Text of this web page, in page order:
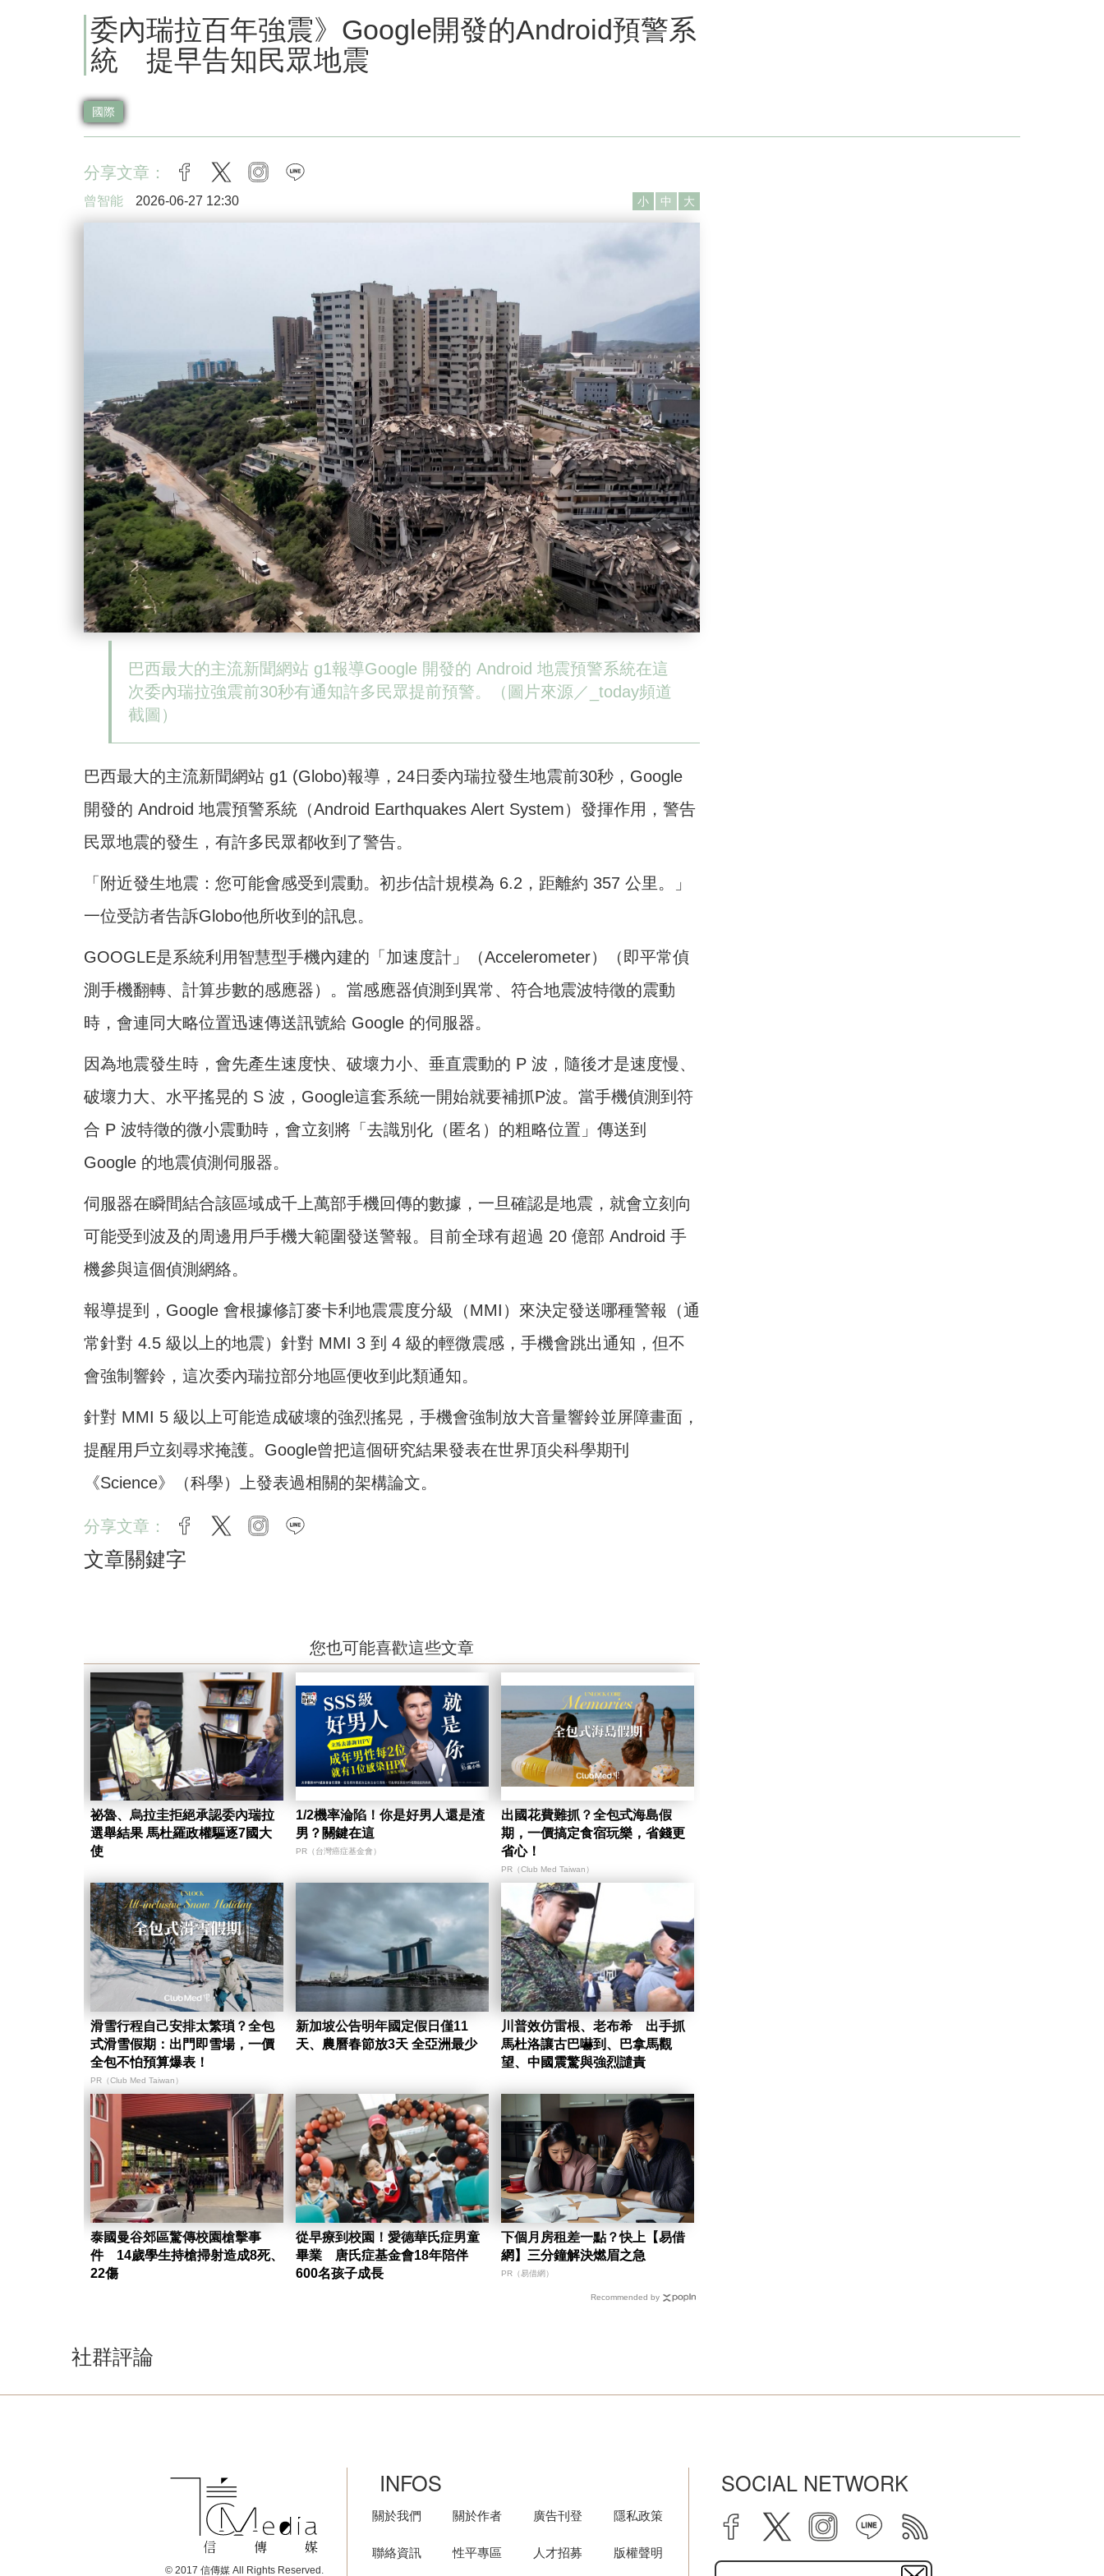
委內瑞拉百年強震》Google開發的Android預警系
統 提早告知民眾地震
國際
分享文章： facebook
twitter instagram
曾智能 2026-06-27 12:30 小 中 大
巴西最大的主流新聞網站 g1報導Google 開發的 Android 地震預警系統在這
次委內瑞拉強震前30秒有通知許多民眾提前預警。（圖片來源／_today頻道
截圖）
巴西最大的主流新聞網站 g1 (Globo)報導，24日委內瑞拉發生地震前30秒，Google
開發的 Android 地震預警系統（Android Earthquakes Alert System）發揮作用，警告
民眾地震的發生，有許多民眾都收到了警告。
「附近發生地震：您可能會感受到震動。初步估計規模為 6.2，距離約 357 公里。」
一位受訪者告訴Globo他所收到的訊息。
GOOGLE是系統利用智慧型手機內建的「加速度計」（Accelerometer）（即平常偵
測手機翻轉、計算步數的感應器）。當感應器偵測到異常、符合地震波特徵的震動
時，會連同大略位置迅速傳送訊號給 Google 的伺服器。
因為地震發生時，會先產生速度快、破壞力小、垂直震動的 P 波，隨後才是速度慢、
破壞力大、水平搖晃的 S 波，Google這套系統一開始就要補抓P波。當手機偵測到符
合 P 波特徵的微小震動時，會立刻將「去識別化（匿名）的粗略位置」傳送到
Google 的地震偵測伺服器。
伺服器在瞬間結合該區域成千上萬部手機回傳的數據，一旦確認是地震，就會立刻向
可能受到波及的周邊用戶手機大範圍發送警報。目前全球有超過 20 億部 Android 手
機參與這個偵測網絡。
報導提到，Google 會根據修訂麥卡利地震震度分級（MMI）來決定發送哪種警報（通
常針對 4.5 級以上的地震）針對 MMI 3 到 4 級的輕微震感，手機會跳出通知，但不
會強制響鈴，這次委內瑞拉部分地區便收到此類通知。
針對 MMI 5 級以上可能造成破壞的強烈搖晃，手機會強制放大音量響鈴並屏障畫面，
提醒用戶立刻尋求掩護。Google曾把這個研究結果發表在世界頂尖科學期刊
《Science》（科學）上發表過相關的架構論文。
分享文章： facebook
twitter instagram
文章關鍵字
您也可能喜歡這些文章
祕魯、烏拉圭拒絕承認委內瑞拉
選舉結果 馬杜羅政權驅逐7國大
使
1/2機率淪陷！你是好男人還是渣
男？關鍵在這
PR（台灣癌症基金會）
出國花費難抓？全包式海島假
期，一價搞定食宿玩樂，省錢更
省心！
PR（Club Med Taiwan）
滑雪行程自己安排太繁瑣？全包
式滑雪假期：出門即雪場，一價
全包不怕預算爆表！
PR（Club Med Taiwan）
新加坡公告明年國定假日僅11
天、農曆春節放3天 全亞洲最少
川普效仿雷根、老布希 出手抓
馬杜洛讓古巴嚇到、巴拿馬觀
望、中國震驚與強烈譴責
泰國曼谷郊區驚傳校園槍擊事
件 14歲學生持槍掃射造成8死、
22傷
從早療到校園！愛德華氏症男童
畢業 唐氏症基金會18年陪伴
600名孩子成長
下個月房租差一點？快上【易借
網】三分鐘解決燃眉之急
PR（易借網）
Recommended by
社群評論
© 2017 信傳媒 All Rights Reserved.
INFOS
關於我們
聯絡資訊
關於作者
性平專區
廣告刊登
人才招募
隱私政策
版權聲明
SOCIAL NETWORK
facebook twitter instagram